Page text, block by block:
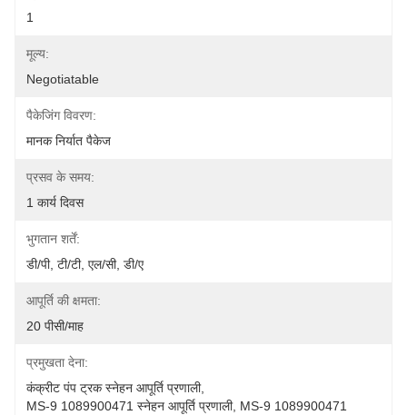
1
मूल्य:
Negotiatable
पैकेजिंग विवरण:
मानक निर्यात पैकेज
प्रसव के समय:
1 कार्य दिवस
भुगतान शर्तें:
डी/पी, टी/टी, एल/सी, डी/ए
आपूर्ति की क्षमता:
20 पीसी/माह
प्रमुखता देना:
कंक्रीट पंप ट्रक स्नेहन आपूर्ति प्रणाली,
MS-9 1089900471 स्नेहन आपूर्ति प्रणाली, MS-9 1089900471